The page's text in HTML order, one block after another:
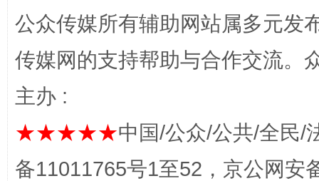
这是一记警钟！ 谢谢
公众传媒所有辅助网站属多元发
传媒网的支持帮助与合作交流。
主办 :
★★★★★中国/公众/公共/全民/
备11011765号1至52，京公网安